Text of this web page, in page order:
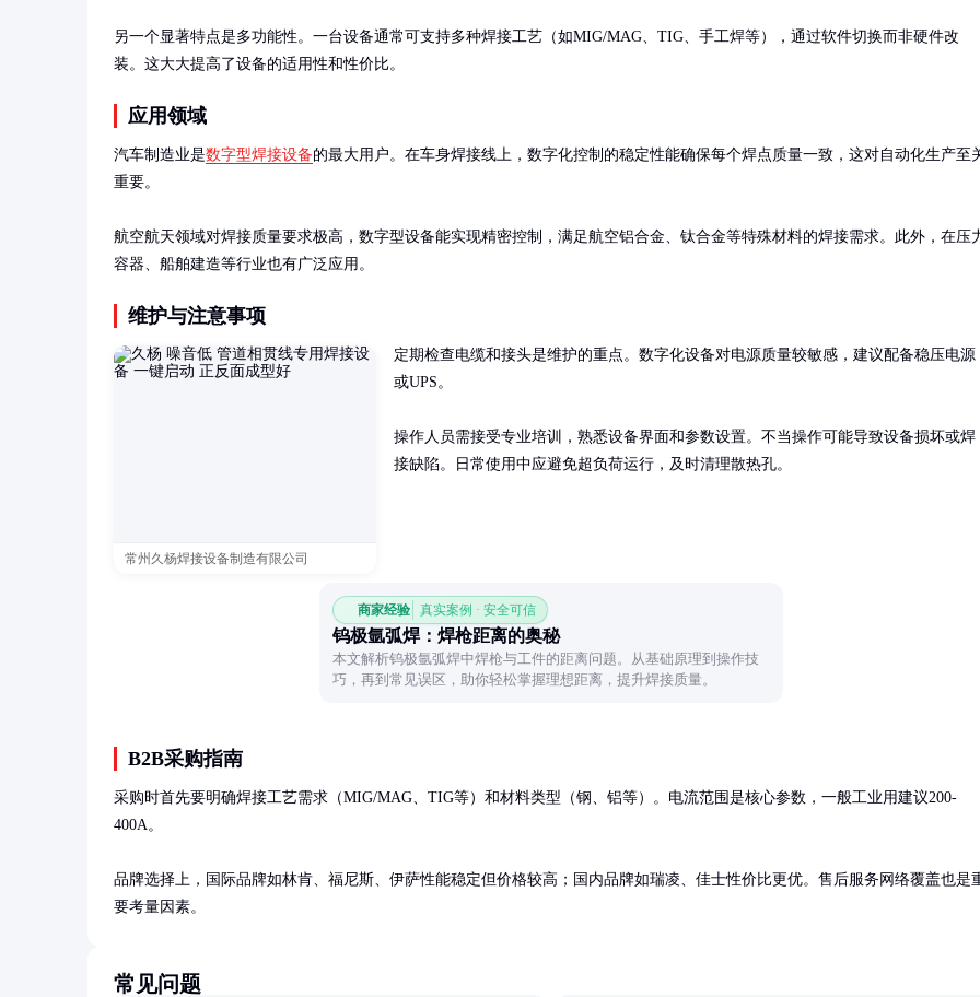
另一个显著特点是多功能性。一台设备通常可支持多种焊接工艺（如MIG/MAG、TIG、手工焊等），通过软件切换而非硬件改
装。这大大提高了设备的适用性和性价比。
应用领域
汽车制造业是数字型焊接设备的最大用户。在车身焊接线上，数字化控制的稳定性能确保每个焊点质量一致，这对自动化生产至
重要。
航空航天领域对焊接质量要求极高，数字型设备能实现精密控制，满足航空铝合金、钛合金等特殊材料的焊接需求。此外，在压
容器、船舶建造等行业也有广泛应用。
维护与注意事项
常州久杨焊接设备制造有限公司
定期检查电缆和接头是维护的重点。数字化设备对电源质量较敏感，建议配备稳压电源
或UPS。
操作人员需接受专业培训，熟悉设备界面和参数设置。不当操作可能导致设备损坏或焊
接缺陷。日常使用中应避免超负荷运行，及时清理散热孔。
商家经验 真实案例 · 安全可信
钨极氩弧焊：焊枪距离的奥秘
本文解析钨极氩弧焊中焊枪与工件的距离问题。从基础原理到操作技
巧，再到常见误区，助你轻松掌握理想距离，提升焊接质量。
B2B采购指南
采购时首先要明确焊接工艺需求（MIG/MAG、TIG等）和材料类型（钢、铝等）。电流范围是核心参数，一般工业用建议200-
400A。
品牌选择上，国际品牌如林肯、福尼斯、伊萨性能稳定但价格较高；国内品牌如瑞凌、佳士性价比更优。售后服务网络覆盖也是
要考量因素。
常见问题